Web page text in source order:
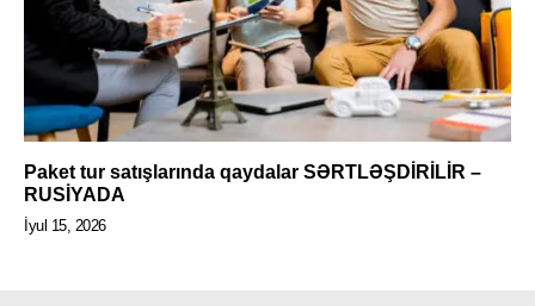
Paket tur satışlarında qaydalar SƏRTLƏŞDİRİLİR –
RUSİYADA
İyul 15, 2026